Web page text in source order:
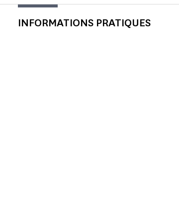
INFORMATIONS PRATIQUES